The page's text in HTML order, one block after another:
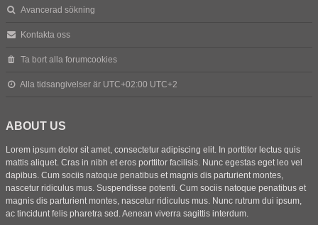
Avancerad sökning
Kontakta oss
Ta bort alla forumcookies
Alla tidsangivelser är UTC+02:00 UTC+2
ABOUT US
Lorem ipsum dolor sit amet, consectetur adipiscing elit. In porttitor lectus quis
mattis aliquet. Cras in nibh et eros porttitor facilisis. Nunc egestas eget leo vel
dapibus. Cum sociis natoque penatibus et magnis dis parturient montes,
nascetur ridiculus mus. Suspendisse potenti. Cum sociis natoque penatibus et
magnis dis parturient montes, nascetur ridiculus mus. Nunc rutrum dui ipsum,
ac tincidunt felis pharetra sed. Aenean viverra sagittis interdum.